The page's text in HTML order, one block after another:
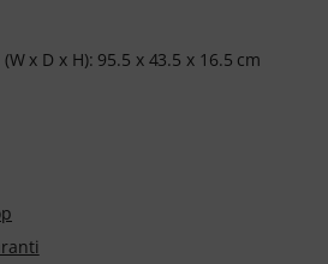
x D x H): 95.5 x 43.5 x 16.5 cm